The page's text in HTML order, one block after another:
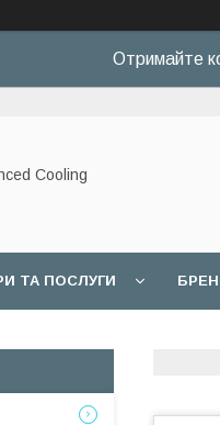
Отримайте
Cooling
ТА ПОСЛУГИ